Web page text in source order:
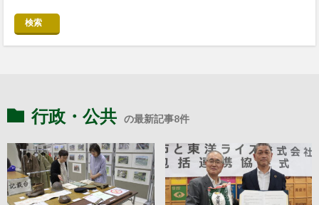
検索
行政・公共 の最新記事8件